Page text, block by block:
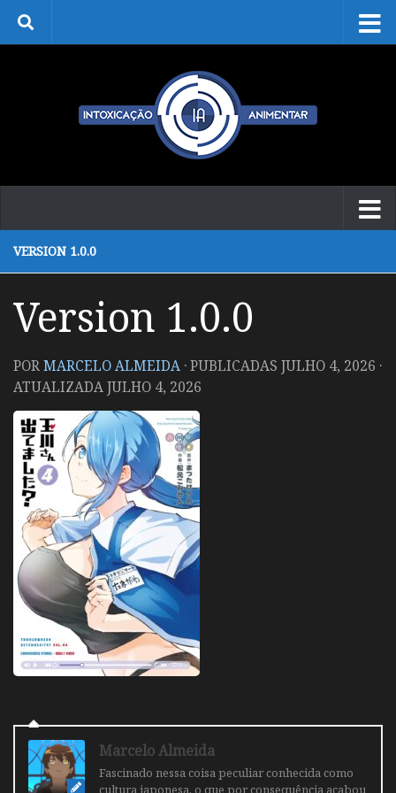
Skip to content
VERSION 1.0.0
Version 1.0.0
PORMARCELO ALMEIDA · PUBLICADAS JULHO 4, 2026 ·
ATUALIZADAJULHO 4, 2026
Marcelo Almeida
Fascinado nessa coisa peculiar conhecida como
cultura japonesa, o que por consequência acabou